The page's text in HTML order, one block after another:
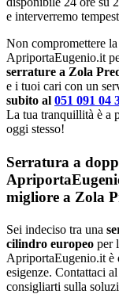
e interverremo
Non compromettere
ApriportaEugenio.it
serrature a Zola
e i tuoi cari con un
subito al 051 091 04
La tua tranquillità è a
oggi stesso!
Serratura a
migliore a Zola
Sei indeciso tra una
cilindro europeo per
ApriportaEugenio.it è
esigenze. Contattaci al
consigliarti sulla